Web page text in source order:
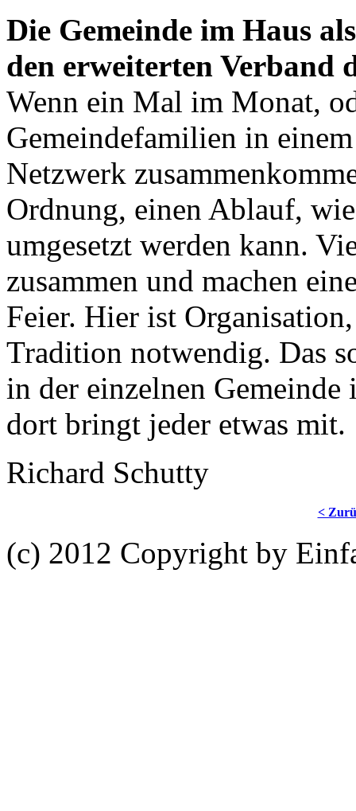
Die Gemeinde im Haus
den erweiterten Verband
Wenn ein Mal im Monat,
Gemeindefamilien in
Netzwerk
Ordnung, einen Ablauf,
umgesetzt werden kann.
zusammen und machen
Feier. Hier ist
Tradition notwendig. Das
in der einzelnen
dort bringt jeder etwas mit.
Richard Schutty
<
(c) 2012 Copyright by